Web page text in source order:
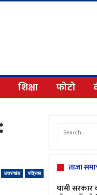
शिक्षा फोटो
उत्तराखंड पत्रिका ताजा
धामी